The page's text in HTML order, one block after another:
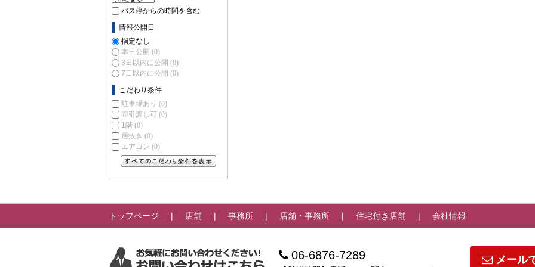
バス停からの時間を含む
情報公開日
指定なし
本日公開 (0)
3日以内に公開 (0)
7日以内に公開 (0)
こだわり条件
駐車場あり (0)
即引渡し可 (0)
1階 (0)
居抜き (0)
エアコン (0)
トップページ 店舗 事務所 店舗・事務所 住宅付き店舗 会社情報
06-6876-7289 メール